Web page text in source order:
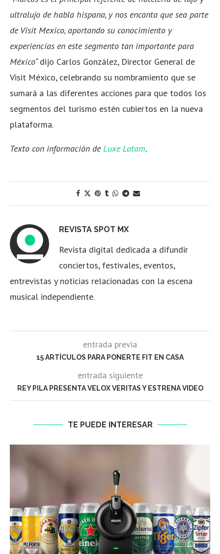
ultralujo de habla hispana, y nos encanta que sea parte
de Visit Mexico, aportando su conocimiento y
experiencias en este segmento tan importante para
México“dijo Carlos González, Director General de
Visit México, celebrando su nombramiento que se
sumará a las diferentes acciones para que todos los
segmentos del turismo estén cubiertos en la nueva
plataforma.
Texto con información de Luxe Latam.
REVISTA SPOT MX
Revista digital dedicada a difundir
conciertos, festivales, eventos,
entrevistas y noticias relacionadas con la escena
musical independiente.
entrada previa
15 ARTÍCULOS PARA PONERTE FIT EN CASA
entrada siguiente
REY PILA PRESENTA VELOX VERITAS Y ESTRENA VIDEO
TE PUEDE INTERESAR